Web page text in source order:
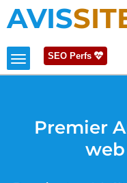
AVIS
SEO Perfs
Premier